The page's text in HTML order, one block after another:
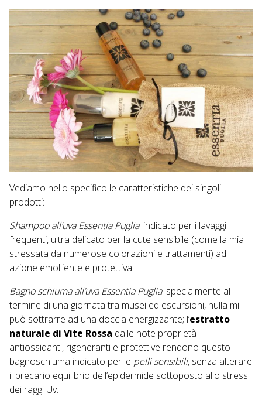
Vediamo nello specifico le caratteristiche dei singoli
prodotti:
Shampoo all’uva Essentia Puglia: indicato per i lavaggi
frequenti, ultra delicato per la cute sensibile (come la mia
stressata da numerose colorazioni e trattamenti) ad
azione emolliente e protettiva.
Bagno schiuma all’uva Essentia Puglia: specialmente al
termine di una giornata tra musei ed escursioni, nulla mi
può sottrarre ad una doccia energizzante; l’estratto
naturale di Vite Rossa dalle note proprietà
antiossidanti, rigeneranti e protettive rendono questo
bagnoschiuma indicato per le pelli sensibili, senza alterare
il precario equilibrio dell’epidermide sottoposto allo stress
dei raggi Uv.